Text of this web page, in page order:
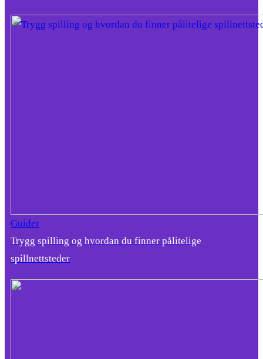
Guider
Trygg spilling og hvordan du finner pålitelige
spillnettsteder